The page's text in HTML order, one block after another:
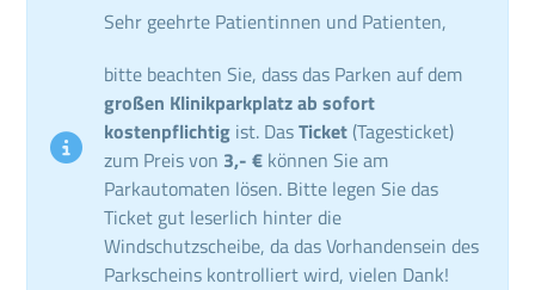
Sehr geehrte Patientinnen und Patienten,
bitte beachten Sie, dass das Parken auf dem
großen Klinikparkplatz ab sofort
kostenpflichtig ist. DasTicket (Tagesticket)
zum Preis von 3,- € können Sie am
Parkautomaten lösen. Bitte legen Sie das
Ticket gut leserlich hinter die
Windschutzscheibe, da das Vorhandensein des
Parkscheins kontrolliert wird, vielen Dank!